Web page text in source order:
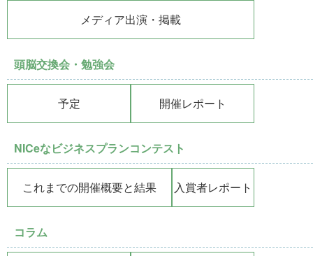
メディア出演・掲載
頭脳交換会・勉強会
予定 開催レポート
NICeなビジネスプランコンテスト
これまでの開催概要と結果 入賞者レポート
コラム